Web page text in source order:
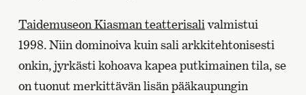
Taidemuseon Kiasman teatterisalivalmistui
1998. Niin dominoiva kuin sali arkkitehtonisesti
onkin, jyrkästi kohoava kapea putkimainen tila, se
on tuonut merkittävän lisän pääkaupungin